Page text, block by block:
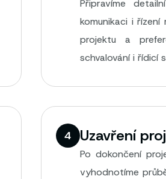
Připravíme
komunikaci i
projektu a
schvalování i řídicí
4 Uzavření
Po dokončení
vyhodnotíme